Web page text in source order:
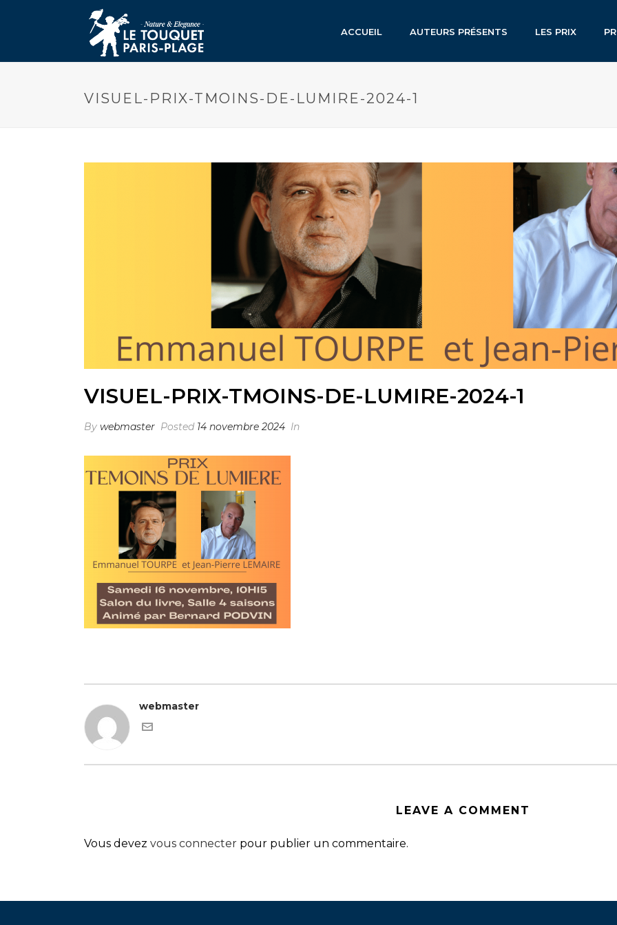
ACCUEIL AUTEURS PRÉSENTS LES PRIX
VISUEL-PRIX-TMOINS-DE-LUMIRE-2024-1
VISUEL-PRIX-TMOINS-DE-LUMIRE-2024-1
By webmaster Posted 14 novembre 2024 In
webmaster
LEAVE A COMMENT
Vous devez vous connecter pour publier un commentaire.